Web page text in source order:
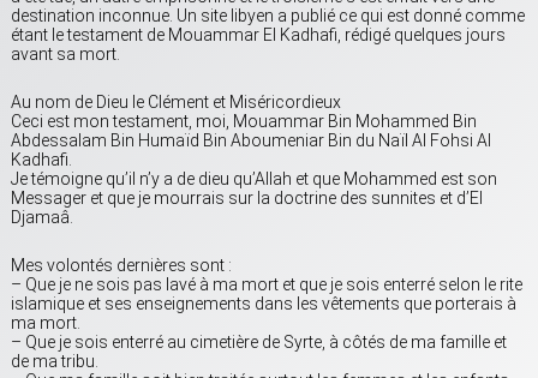
destination inconnue. Un site libyen a publié ce qui est donné comme
étant le testament de Mouammar El Kadhafi, rédigé quelques jours
avant sa mort.
Au nom de Dieu le Clément et Miséricordieux
Ceci est mon testament, moi, Mouammar Bin Mohammed Bin
Abdessalam Bin Humaïd Bin Aboumeniar Bin du Naïl Al Fohsi Al
Kadhafi.
Je témoigne qu’il n’y a de dieu qu’Allah et que Mohammed est son
Messager et que je mourrais sur la doctrine des sunnites et d’El
Djamaâ.
Mes volontés dernières sont :
– Que je ne sois pas lavé à ma mort et que je sois enterré selon le rite
islamique et ses enseignements dans les vêtements que porterais à
ma mort.
– Que je sois enterré au cimetière de Syrte, à côtés de ma famille et
de ma tribu.